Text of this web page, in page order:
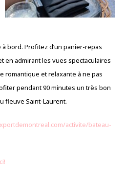
bord. Profitez d’un panier-repas
en admirant les vues spectaculaires
romantique et relaxante à ne pas
pendant 90 minutes un très bon
fleuve Saint-Laurent.
activite/bateau-